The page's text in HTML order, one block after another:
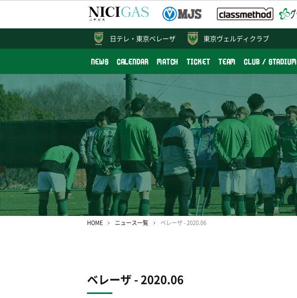
東京ヴェルディクラブ
NEWS CALENDAR MATCH TICKET TEAM CLUB / STADIUM
日テレ・ 東京ベレーザ
HOME ニュース一覧 ベレーザ - 2020.06
ベレーザ - 2020.06